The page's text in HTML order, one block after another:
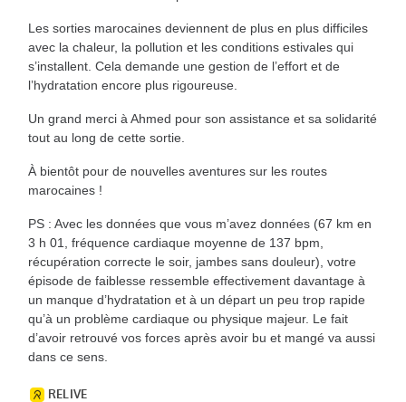
Les sorties marocaines deviennent de plus en plus difficiles
avec la chaleur, la pollution et les conditions estivales qui
s’installent. Cela demande une gestion de l’effort et de
l’hydratation encore plus rigoureuse.
Un grand merci à Ahmed pour son assistance et sa solidarité
tout au long de cette sortie.
À bientôt pour de nouvelles aventures sur les routes
marocaines !
PS : Avec les données que vous m’avez données (67 km en
3 h 01, fréquence cardiaque moyenne de 137 bpm,
récupération correcte le soir, jambes sans douleur), votre
épisode de faiblesse ressemble effectivement davantage à
un manque d’hydratation et à un départ un peu trop rapide
qu’à un problème cardiaque ou physique majeur. Le fait
d’avoir retrouvé vos forces après avoir bu et mangé va aussi
dans ce sens.